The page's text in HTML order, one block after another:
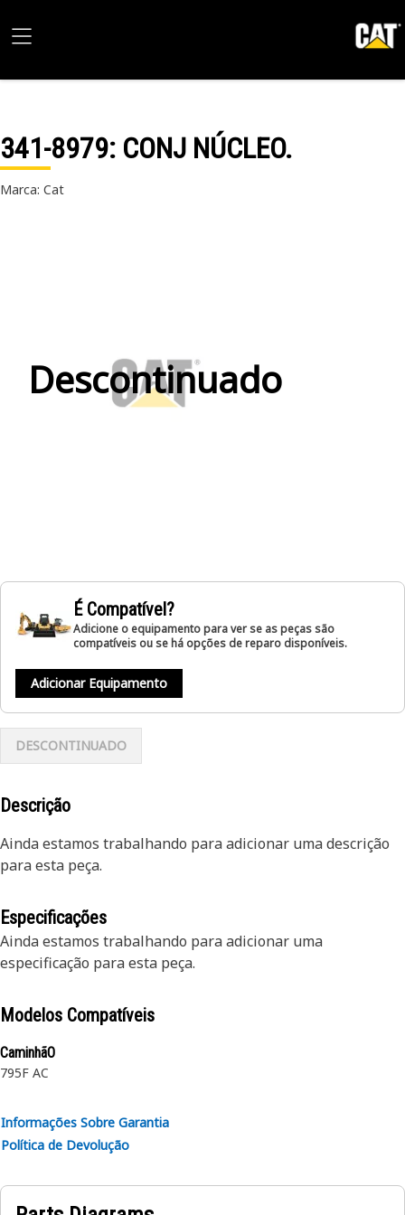
341-8979: CONJ NÚCLEO.
Marca: Cat
Descontinuado
É Compatível?
Adicione o equipamento para ver se as peças são
compatíveis ou se há opções de reparo disponíveis.
Adicionar Equipamento
DESCONTINUADO
Descrição
Ainda estamos trabalhando para adicionar uma descrição
para esta peça.
Especificações
Ainda estamos trabalhando para adicionar uma
especificação para esta peça.
Modelos Compatíveis
CaminhãO
795F AC
Informações Sobre Garantia
Política de Devolução